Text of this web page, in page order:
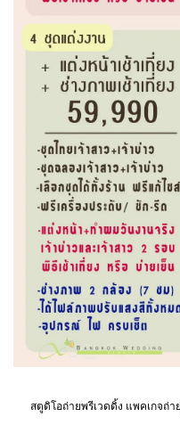
สตูดิโอถ่ายพรีเวดดิ้ง แพคเกจถ่